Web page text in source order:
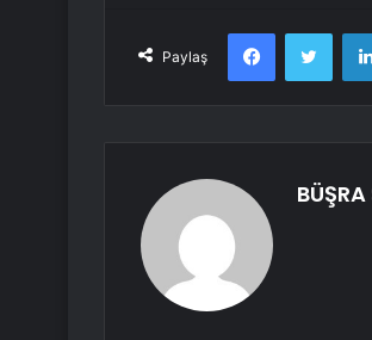
Paylaş
Facebook